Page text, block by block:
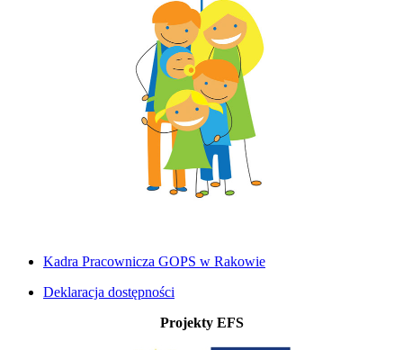
Kadra Pracownicza GOPS w Rakowie
Deklaracja dostępności
Projekty EFS